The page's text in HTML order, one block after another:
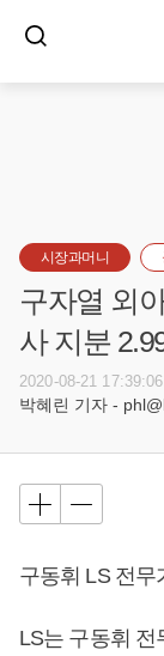
시장과머니
구자열 외
사 지분
2020-08-21 17:39:06
박혜린 기자 -
구동휘 LS 전무
LS는 구동휘 전